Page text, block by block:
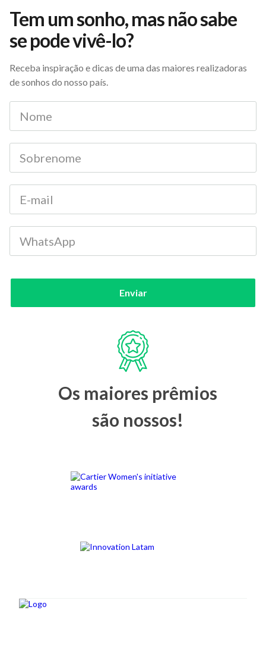
Tem um sonho, mas não sabe
se pode vivê-lo?
Receba inspiração e dicas de uma das maiores realizadoras
de sonhos do nosso país.
Enviar
Os maiores prêmios
são nossos!